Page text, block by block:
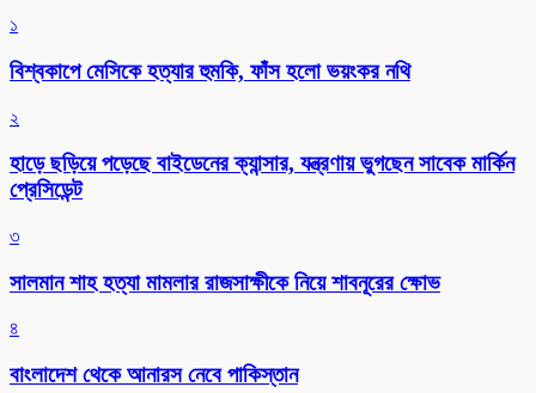
১
বিশ্বকাপে মেসিকে হত্যার হুমকি, ফাঁস হলো ভয়ংকর নথি
২
হাড়ে ছড়িয়ে পড়েছে বাইডেনের ক্যান্সার, যন্ত্রণায় ভুগছেন সাবেক মার্কিন
প্রেসিডেন্ট
৩
সালমান শাহ হত্যা মামলার রাজসাক্ষীকে নিয়ে শাবনূরের ক্ষোভ
৪
বাংলাদেশ থেকে আনারস নেবে পাকিস্তান